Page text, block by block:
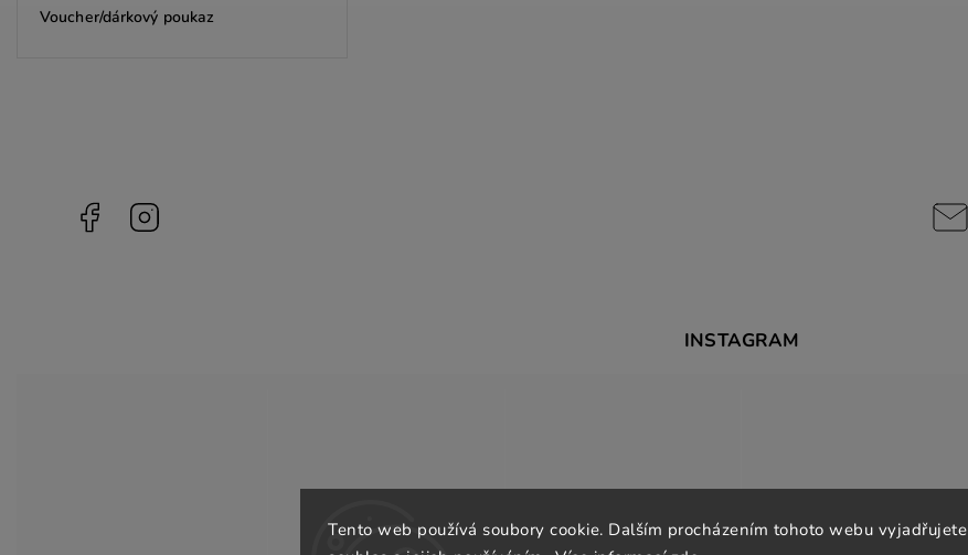
Tento web používá soubory cookie. Dalším procházením tohoto webu vyjadřujete
Voucher/dárkový poukaz
Facebook
INSTAGRAM